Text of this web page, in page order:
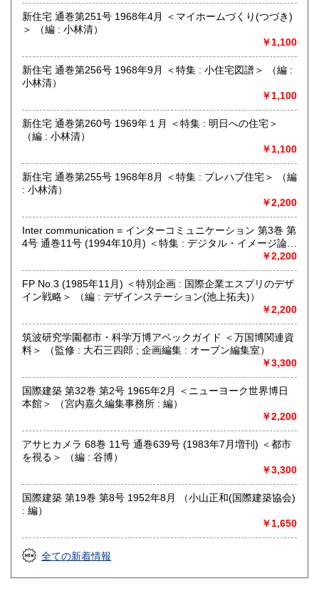
沿線名：東京メトロ日比谷線
最寄駅：人形町
定休日：土曜日・日曜日・祝日
書籍の買取について
書籍、雑誌の買取り強化中です。グラフィックデザイン、イ
ラストレーション、タイポグラフィ、プロダクトデザイン、
インテリア、建築、広告、写真、美術関係の蔵書の処分をお
考えの際にはメール、電話、ファックスでご連絡下さい。誠
実にお見積り致します。
取り扱い分野
グラフィックデザイン、イラストレーション、プロダクトデ
ザイン、建築、インテリアデザイン、美術、工芸、広告、写
真、印刷(タイポグラフィー)
新住宅 通巻第251号 1968年4月 ＜マイホームづくり(つづき)
＞ （編 : 小林清）
￥1,100
新住宅 通巻第256号 1968年9月 ＜特集 : 小住宅図譜＞ （編 :
小林清）
￥1,100
新住宅 通巻第260号 1969年１月 ＜特集 : 明日への住宅＞
（編 : 小林清）
￥1,100
新住宅 通巻第255号 1968年8月 ＜特集 : プレハブ住宅＞ （編
: 小林清）
￥2,200
Inter communication = インターコミュニケーション 第3巻 第
4号 通巻11号 (1994年10月) ＜特集 : デジタル・イメージ論
裕・彦坂裕）
￥2,200
FP No.3 (1985年11月) ＜特別企画 : 国際企業エスプリのデザ
イン戦略＞ （編 : デザインステーション(池上拓夫)）
￥2,200
筑波研究学園都市・科学万博アベックガイド ＜万国博関連資
料＞ （監修 : 大石三四郎 ; 企画編集 : オープン編集室）
￥3,300
国際建築 第32巻 第2号 1965年2月 ＜ニューヨーク世界博日
本館＞ （宮内嘉久編集事務所 : 編）
￥2,200
アサヒカメラ 68巻 11号 通巻639号 (1983年7月増刊) ＜都市
を視る＞ （編 : 谷博）
￥3,300
国際建築 第19巻 第8号 1952年8月 （小山正和(国際建築協会)
: 編）
￥1,650
全ての新着情報